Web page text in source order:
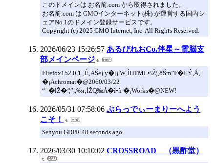
このドメインは お名前.com から取得されました。
お名前.com は GMOインターネット(株) が運営する国内シ
ェアNo.1のドメイン登録サービスです。
Copyright (c) 2025 GMO Internet, Inc. All Rights Reserved.
2026/06/23 15:26:57 あるびれおCo.伴星～電脳支
部メインページ
Firefox152.0.1 ‚É‚ÄŠeƒy�[ƒW‚ÌHTML•\Ž¦‚ðŠm”F�Ï‚Ý‚Å‚·
�¡Achromat�@2060/03/22
“¯�lŽ�‘¦”„‰ï‚ÌŽQ‰Á�î•ñ �¡Works�@NEW!
2026/05/31 07:58:06 ぶらっでぃーまりーへよう
こそ！
Senyou GDPR 48 seconds ago
2026/03/30 10:10:02 CROSSROAD （黒酢堂）